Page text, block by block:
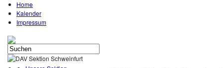
Home
Kalender
Impressum